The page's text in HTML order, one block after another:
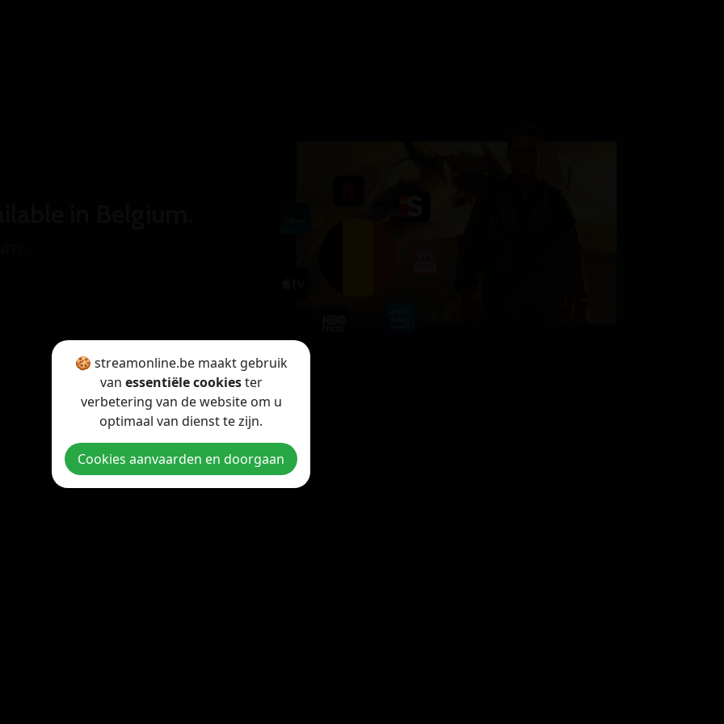
Copyright © 2026 StreamOnline.be. All rights reserved.
🍪 streamonline.be maakt gebruik
van essentiële cookiester
verbetering van de website om u
optimaal van dienst te zijn.
Cookies aanvaarden en doorgaan